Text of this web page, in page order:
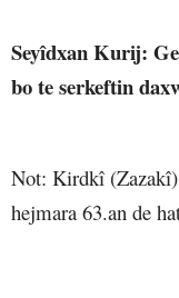
Seyîdxan Kurij:
bo te serkeftin
Not: Kirdkî (Zazakî)
hejmara 63.an de